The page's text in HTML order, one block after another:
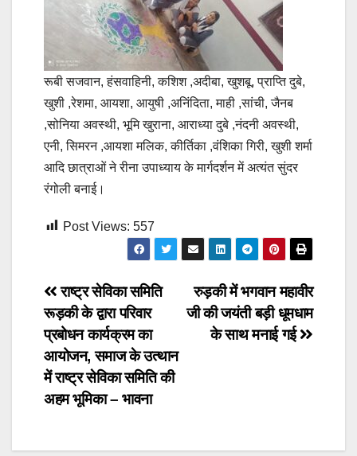
रूबी सजवान, हंसवाहिनी, कशिश ,अदीबा, खुशबू, प्राप्ति दुबे,
खुशी ,रेशमा, आयशा, आयुषी ,अनिंदिता, माही ,सांची, जैनब
,सोनिया अवस्थी, भूमि खुराना, आराध्या दुबे ,नंदनी अवस्थी,
एनी, सिमरन ,आयशा मलिक, कीर्तिका ,वंशिका गिरी, खुशी शर्मा
आदि छात्राओं ने रीना उपाध्याय के मार्गदर्शन में अत्यंत सुंदर
रंगोली बनाई।
Post Views: 557
Post
navigation
रुड़की में भगवान महावीर
जी की जयंती बड़ी धूमधाम
के साथ मनाई गई
राष्ट्र सेविका समिति
रूड़की के द्वारा परिवार
प्रबोधन कार्यक्रम का
आयोजन, समाज के उत्थान
में राष्ट्र सेविका समिति की
अहम भूमिका – भावना